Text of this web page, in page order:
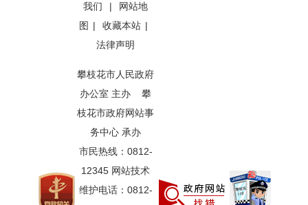
我们
|
网站地
图 | 收藏本站 |
法律声明
攀枝花市人民政府
办公室 主办 攀
枝花市政府网站事
务中心 承办
市民热线：0812-
12345 网站技术
维护电话：0812-